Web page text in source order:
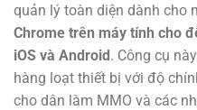
quản lý toàn diện dành cho
Chrome trên máy tính cho
iOS và Android. Công cụ
hàng loạt thiết bị với độ
cho dân làm MMO và các